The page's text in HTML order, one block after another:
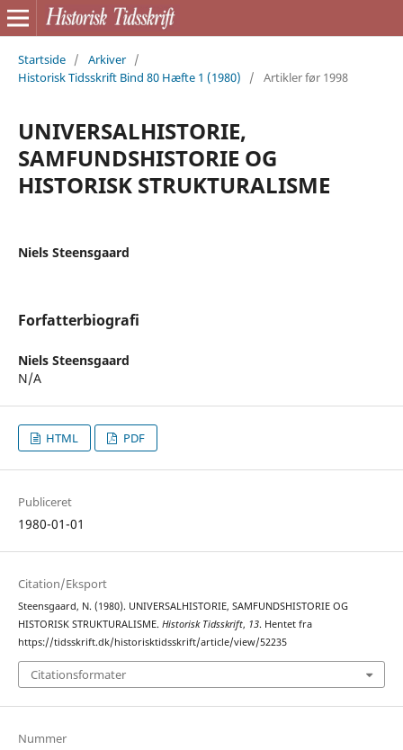
Startside / Arkiver /
Historisk Tidsskrift Bind 80 Hæfte 1 (1980)
/ Artikler før 1998
UNIVERSALHISTORIE,
SAMFUNDSHISTORIE OG
HISTORISK STRUKTURALISME
Niels Steensgaard
Forfatterbiografi
Niels Steensgaard
N/A
HTML PDF
Publiceret
1980-01-01
Citation/Eksport
Steensgaard, N. (1980). UNIVERSALHISTORIE, SAMFUNDSHISTORIE OG
HISTORISK STRUKTURALISME. Historisk Tidsskrift, 13. Hentet fra
https://tidsskrift.dk/historisktidsskrift/article/view/52235
Citationsformater
Nummer